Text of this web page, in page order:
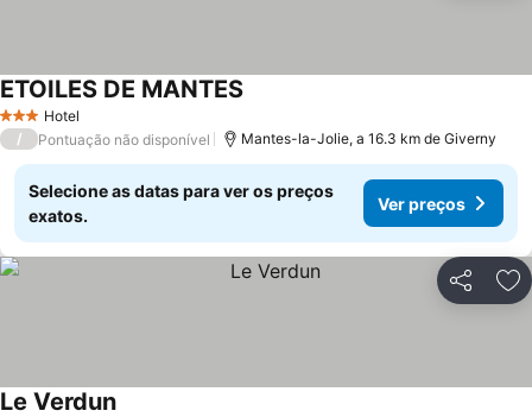
3 EstrelasHotel
ETOILES DE MANTES
/ Pontuação não disponível Mantes-la-Jolie, a 16.3 km de Giverny
Selecione as datas para ver os preços
exatos.
Ver preços
Partilhar
Le Verdun